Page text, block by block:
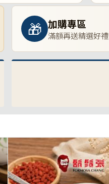
🎁 加購專區
滿額再送精選好禮